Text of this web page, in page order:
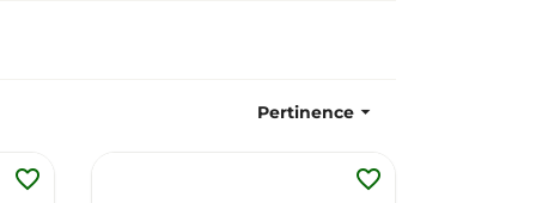
Pertinence
favorite_border favorite_border